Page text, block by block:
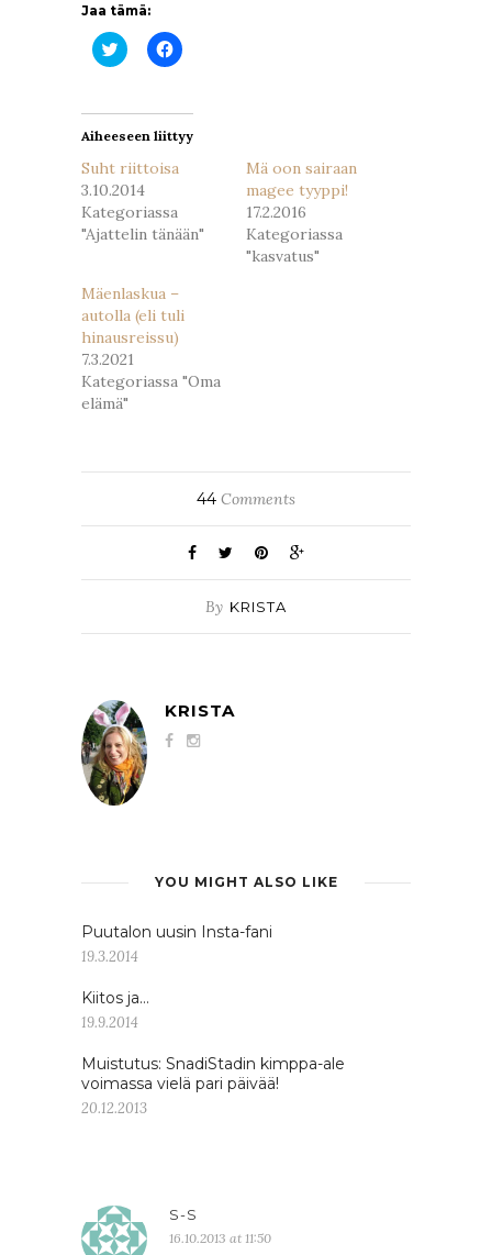
Jaa tämä:
Jaa
Twitterissä(Avautuu
Jaa
Facebookissa(Avautuu
Aiheeseen liittyy
Suht riittoisa
3.10.2014
Kategoriassa
"Ajattelin tänään"
Mä oon sairaan
magee tyyppi!
17.2.2016
Kategoriassa
"kasvatus"
Mäenlaskua –
autolla (eli tuli
hinausreissu)
7.3.2021
Kategoriassa "Oma
elämä"
44 Comments
By KRISTA
KRISTA
YOU MIGHT ALSO LIKE
Puutalon uusin Insta-fani
19.3.2014
Kiitos ja…
19.9.2014
Muistutus: SnadiStadin kimppa-ale
voimassa vielä pari päivää!
20.12.2013
S-S
16.10.2013 at 11:50